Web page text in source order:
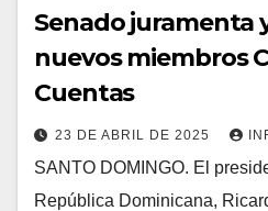
Senado juramenta y posesiona
nuevos miembros
Cuentas
23 DE ABRIL DE 2025
SANTO DOMINGO. El
República Dominicana,